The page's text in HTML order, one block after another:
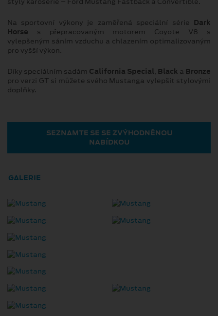
Na sportovní výkony je zaměřená speciální série Dark
Horse s přepracovaným motorem Coyote V8 s
vylepšeným sáním vzduchu a chlazením optimalizovaným
pro vyšší výkon.
Díky speciálním sadám California Special, Black a Bronze
pro verzi GT si můžete svého Mustanga vylepšit stylovými
doplňky.
SEZNAMTE SE SE ZVÝHODNĚNOU
NABÍDKOU
GALERIE